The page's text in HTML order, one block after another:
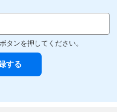
タンを押してください。